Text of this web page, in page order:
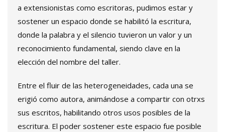
a extensionistas como escritoras, pudimos estar y
sostener un espacio donde se habilitó la escritura,
donde la palabra y el silencio tuvieron un valor y un
reconocimiento fundamental, siendo clave en la
elección del nombre del taller.
Entre el fluir de las heterogeneidades, cada una se
erigió como autora, animándose a compartir con otrxs
sus escritos, habilitando otros usos posibles de la
escritura. El poder sostener este espacio fue posible